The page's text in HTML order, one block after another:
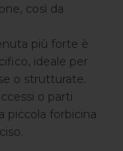
così da
più forte è
ideale per
o strutturate.
o parti
piccola forbicina